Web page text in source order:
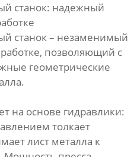
станок: надежный
станок – незаменимый
позволяющий с
геометрические
на основе гидравлики:
толкает
лист металла к